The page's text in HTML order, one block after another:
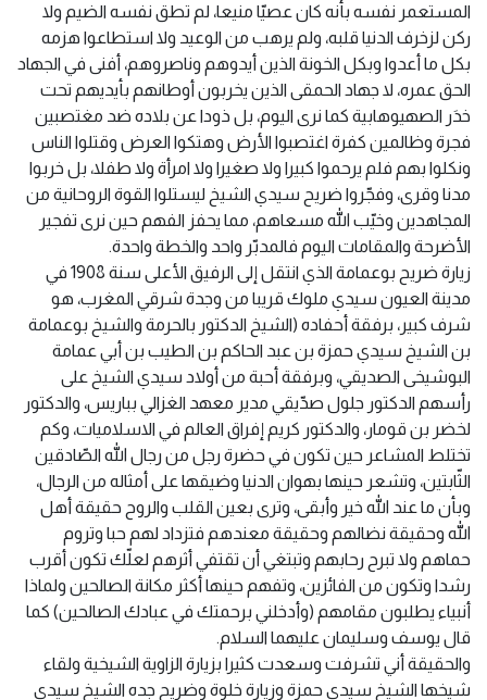
المستعمر نفسه بأنه كان عصيّا منيعا، لم تطق نفسه الضيم ولا
ركن لزخرف الدنيا قلبه، ولم يرهب من الوعيد ولا استطاعوا هزمه
بكل ما أعدوا وبكل الخونة الذين أيدوهم وناصروهم، أفنى في الجهاد
الحق عمره، لا جهاد الحمقى الذين يخربون أوطانهم بأيديهم تحت
خدَر الصهيوهابية كما نرى اليوم، بل ذودا عن بلاده ضد مغتصبين
فجرة وظالمين كفرة اغتصبوا الأرض وهتكوا العرض وقتلوا الناس
ونكلوا بهم فلم يرحموا كبيرا ولا صغيرا ولا امرأة ولا طفلا، بل خربوا
مدنا وقرى، وفجّروا ضريح سيدي الشيخ ليستلوا القوة الروحانية من
المجاهدين وخيّب الله مسعاهم، مما يحفز الفهم حين نرى تفجير
الأضرحة والمقامات اليوم فالمدبّر واحد والخطة واحدة.
زيارة ضريح بوعمامة الذي انتقل إلى الرفيق الأعلى سنة 1908 في
مدينة العيون سيدي ملوك قريبا من وجدة شرقي المغرب، هو
شرف كبير، برفقة أحفاده (الشيخ الدكتور بالحرمة والشيخ بوعمامة
بن الشيخ سيدي حمزة بن عبد الحاكم بن الطيب بن أبي عمامة
البوشيخى الصديقي، وبرفقة أحبة من أولاد سيدي الشيخ على
رأسهم الدكتور جلول صدّيقي مدير معهد الغزالي بباريس، والدكتور
لخضر بن قومار، والدكتور كريم إفراق العالم في الاسلاميات، وكم
تختلط المشاعر حين تكون في حضرة رجل من رجال الله الصّادقين
الثّابتين، وتشعر حينها بهوان الدنيا وضيقها على أمثاله من الرجال،
وبأن ما عند الله خير وأبقى، وترى بعين القلب والروح حقيقة أهل
الله وحقيقة نضالهم وحقيقة معندهم فتزداد لهم حبا وتروم
حماهم ولا تبرح رحابهم وتبتغي أن تقتفي أثرهم لعلّك تكون أقرب
رشدا وتكون من الفائزين، وتفهم حينها أكثر مكانة الصالحين ولماذا
أنبياء يطلبون مقامهم (وأدخلني برحمتك في عبادك الصالحين) كما
قال يوسف وسليمان عليهما السلام.
والحقيقة أني تشرفت وسعدت كثيرا بزيارة الزاوية الشيخية ولقاء
شيخها الشيخ سيدي حمزة وزيارة خلوة وضريح جده الشيخ سيدي